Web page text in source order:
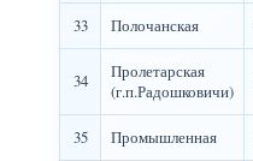
33 Полочанская
34
Пролетарская
(г.п.Радошковичи)
35 Промышленная